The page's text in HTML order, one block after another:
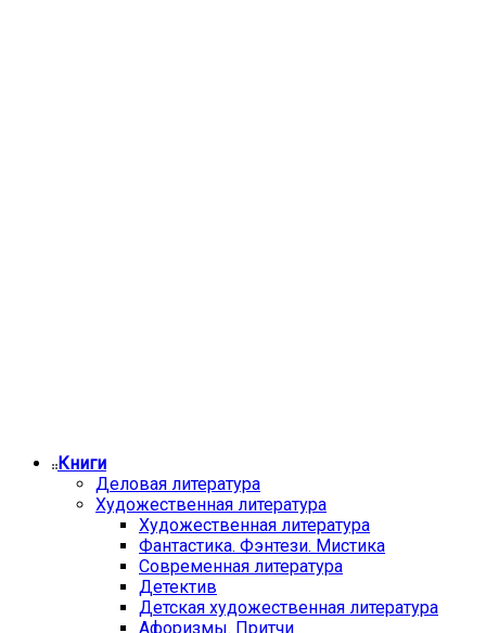
Книги
Деловая литература
Художественная литература
Художественная литература
Фантастика. Фэнтези. Мистика
Современная литература
Детектив
Детская художественная литература
Афоризмы. Притчи